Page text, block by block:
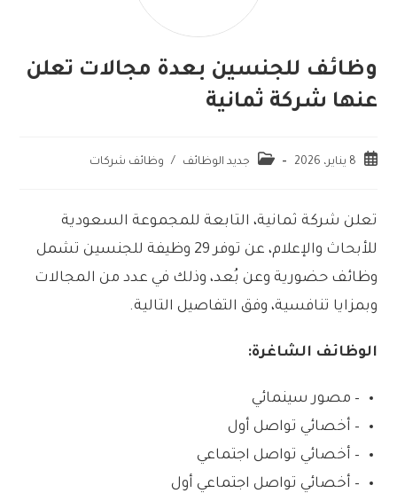
وظائف للجنسين بعدة مجالات تعلن
عنها شركة ثمانية
8 يناير، 2026 جديد الوظائف / وظائف شركات
تعلن شركة ثمانية، التابعة للمجموعة السعودية
للأبحاث والإعلام، عن توفر 29 وظيفة للجنسين تشمل
وظائف حضورية وعن بُعد، وذلك في عدد من المجالات
وبمزايا تنافسية، وفق التفاصيل التالية.
الوظائف الشاغرة:
– مصور سينمائي
– أخصائي تواصل أول
– أخصائي تواصل اجتماعي
– أخصائي تواصل اجتماعي أول